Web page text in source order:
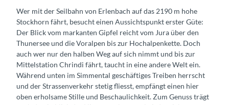
Wer mit der Seilbahn von Erlenbach auf das 2190 m hohe
Stockhorn fährt, besucht einen Aussichtspunkt erster Güte:
Der Blick vom markanten Gipfel reicht vom Jura über den
Thunersee und die Voralpen bis zur Hochalpenkette. Doch
auch wer nur den halben Weg auf sich nimmt und bis zur
Mittelstation Chrindi fährt, taucht in eine andere Welt ein.
Während unten im Simmental geschäftiges Treiben herrscht
und der Strassenverkehr stetig fliesst, empfängt einen hier
oben erholsame Stille und Beschaulichkeit. Zum Genuss trägt